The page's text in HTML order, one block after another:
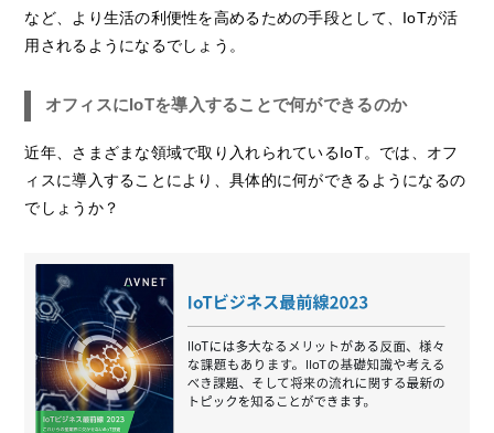
など、より生活の利便性を高めるための手段として、IoTが活
用されるようになるでしょう。
オフィスにIoTを導入することで何ができるのか
近年、さまざまな領域で取り入れられているIoT。では、オフ
ィスに導入することにより、具体的に何ができるようになるの
でしょうか？